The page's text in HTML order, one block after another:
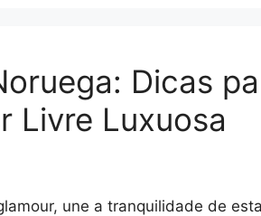
Dicas
Livre Luxuosa
une a tranquilidade de